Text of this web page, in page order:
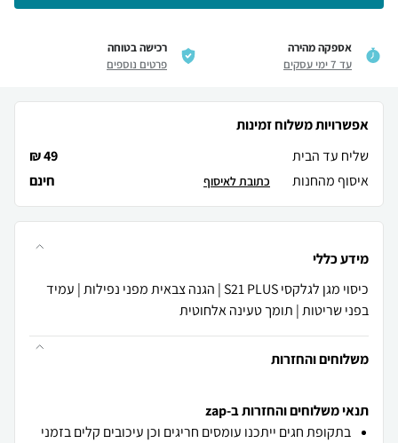
אספקה מהירה
עד 7 ימי עסקים
רכישה בטוחה
פרטים נוספים
אפשרויות משלוח זמינות
שליח עד הבית
49 ₪
איסוף מהחנות
חינם כתובת לאיסוף
מידע כללי
כיסוי מגן לגלקסי S21 PLUS | הגנה צבאית מפני נפילות | עמיד
בפני שריטות | תומך טעינה אלחוטית
משלוחים והחזרות
תנאי משלוחים והחזרות ב-zap
בתקופת חגים ייתכנו עומסים חריגים וכן עיכובים קלים בזמני